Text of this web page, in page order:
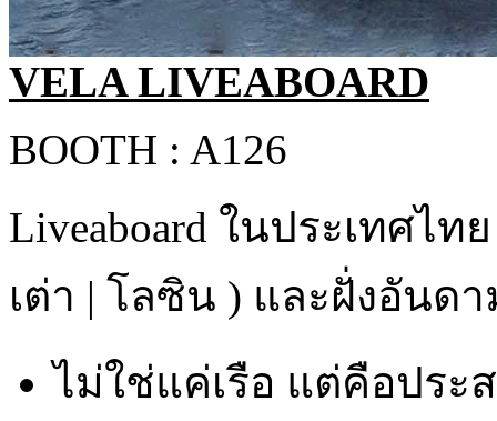
VELA LIVEABOARD
BOOTH : A126
Liveaboard ในประเทศไท
เต่า | โลซิน ) และฝั่งอันด
ไม่ใช่แค่เรือ แต่คือประ